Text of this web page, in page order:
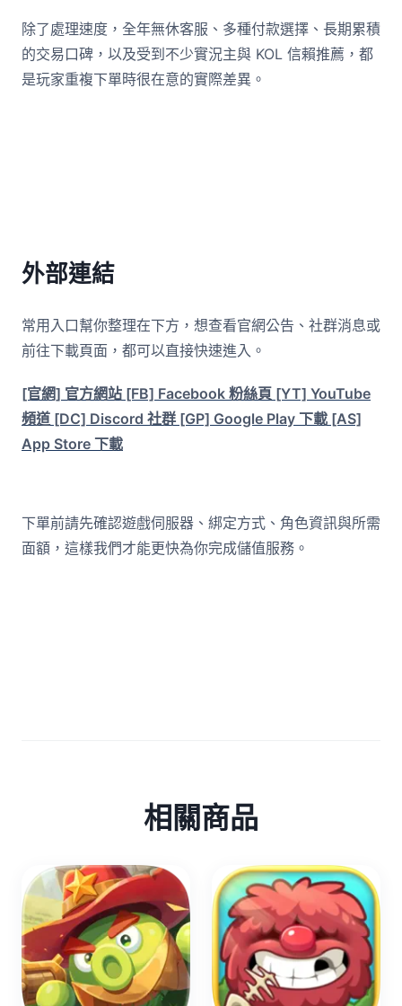
除了處理速度，全年無休客服、多種付款選擇、長期累積
的交易口碑，以及受到不少實況主與 KOL 信賴推薦，都
是玩家重複下單時很在意的實際差異。
外部連結
常用入口幫你整理在下方，想查看官網公告、社群消息或
前往下載頁面，都可以直接快速進入。
[官網] 官方網站 [FB] Facebook 粉絲頁 [YT] YouTube
頻道 [DC] Discord 社群 [GP] Google Play 下載 [AS]
App Store 下載
下單前請先確認遊戲伺服器、綁定方式、角色資訊與所需
面額，這樣我們才能更快為你完成儲值服務。
相關商品